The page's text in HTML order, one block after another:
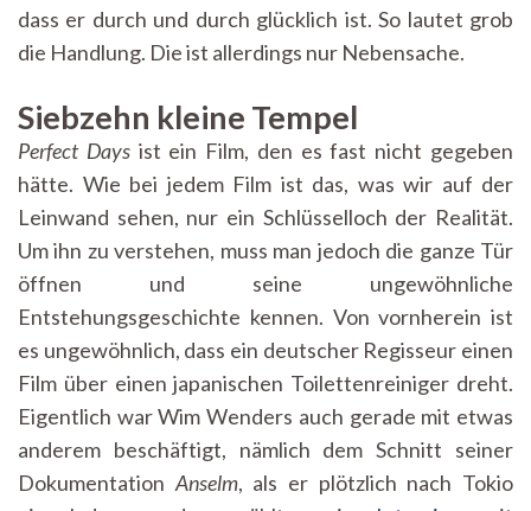
dass er durch und durch glücklich ist. So lautet grob
die Handlung. Die ist allerdings nur Nebensache.
Siebzehn kleine Tempel
Perfect Daysist ein Film, den es fast nicht gegeben
hätte. Wie bei jedem Film ist das, was wir auf der
Leinwand sehen, nur ein Schlüsselloch der Realität.
Um ihn zu verstehen, muss man jedoch die ganze Tür
öffnen und seine ungewöhnliche
Entstehungsgeschichte kennen. Von vornherein ist
es ungewöhnlich, dass ein deutscher Regisseur einen
Film über einen japanischen Toilettenreiniger dreht.
Eigentlich war Wim Wenders auch gerade mit etwas
anderem beschäftigt, nämlich dem Schnitt seiner
Dokumentation Anselm, als er plötzlich nach Tokio